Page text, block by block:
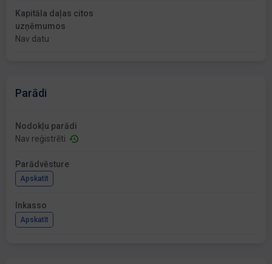
Kapitāla daļas citos
uzņēmumos
Nav datu
Parādi
Nodokļu parādi
Nav reģistrēti
Parādvēsture
Apskatīt
Inkasso
Apskatīt